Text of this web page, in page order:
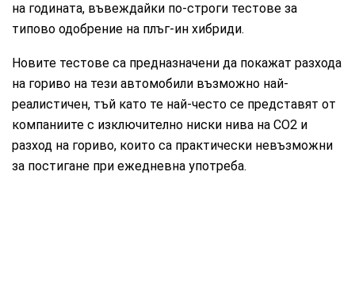
на годината, въвеждайки по-строги тестове за
типово одобрение на плъг-ин хибриди.
Новите тестове са предназначени да покажат разхода
на гориво на тези автомобили възможно най-
реалистичен, тъй като те най-често се представят от
компаниите с изключително ниски нива на CO2 и
разход на гориво, които са практически невъзможни
за постигане при ежедневна употреба.